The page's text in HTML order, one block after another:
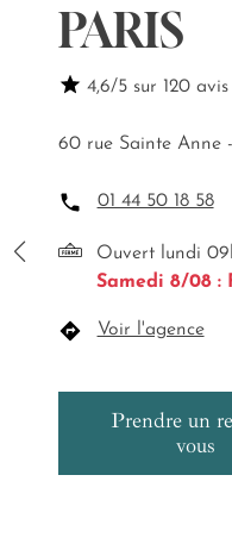
PARIS
4,6/5 sur 120
60 rue Sainte Anne
01 44 50 18 58
Ouvert lundi
Samedi 8/08 :
Voir l'agence
Prendre un
vous